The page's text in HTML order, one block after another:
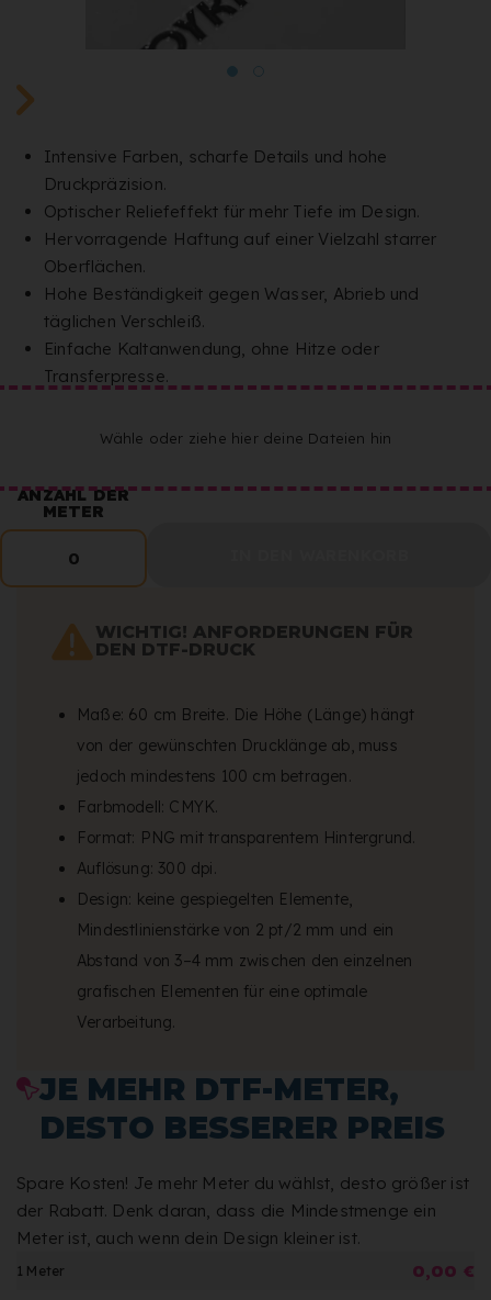
Intensive Farben, scharfe Details und hohe
Druckpräzision.
Optischer Reliefeffekt für mehr Tiefe im Design.
Hervorragende Haftung auf einer Vielzahl starrer
Oberflächen.
Hohe Beständigkeit gegen Wasser, Abrieb und
täglichen Verschleiß.
Einfache Kaltanwendung, ohne Hitze oder
Transferpresse.
Wähle oder ziehe hier deine Dateien hin
ANZAHL DER
METER
0
WICHTIG! ANFORDERUNGEN FÜR
DEN DTF-DRUCK
Maße: 60 cm Breite. Die Höhe (Länge) hängt
von der gewünschten Drucklänge ab, muss
jedoch mindestens 100 cm betragen.
Farbmodell: CMYK.
Format: PNG mit transparentem Hintergrund.
Auflösung: 300 dpi.
Design: keine gespiegelten Elemente,
Mindestlinienstärke von 2 pt/2 mm und ein
Abstand von 3–4 mm zwischen den einzelnen
grafischen Elementen für eine optimale
Verarbeitung.
JE MEHR DTF-METER,
DESTO BESSERER PREIS
Spare Kosten! Je mehr Meter du wählst, desto größer ist
der Rabatt. Denk daran, dass die Mindestmenge ein
Meter ist, auch wenn dein Design kleiner ist.
1 Meter 0,00 €